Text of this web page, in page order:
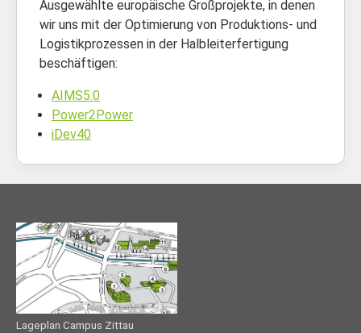
Ausgewählte europäische Großprojekte, in denen
wir uns mit der Optimierung von Produktions- und
Logistikprozessen in der Halbleiterfertigung
beschäftigen:
AIMS5.0
Power2Power
iDev40
Lageplan Campus Zittau